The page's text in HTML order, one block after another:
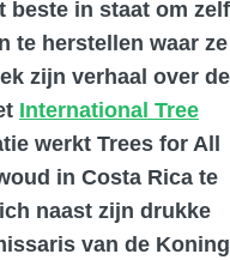
beste in staat om zelf
te herstellen waar ze
zijn verhaal over de
International Tree
werkt Trees for All
in Costa Rica te
naast zijn drukke
van de Koning